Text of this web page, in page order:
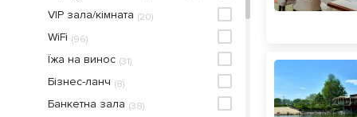
(20)
VIP зала/кімната
(96)
WiFi
(31)
Їжа на винос
(8)
Бiзнес-ланч
(38)
Банкетна зала